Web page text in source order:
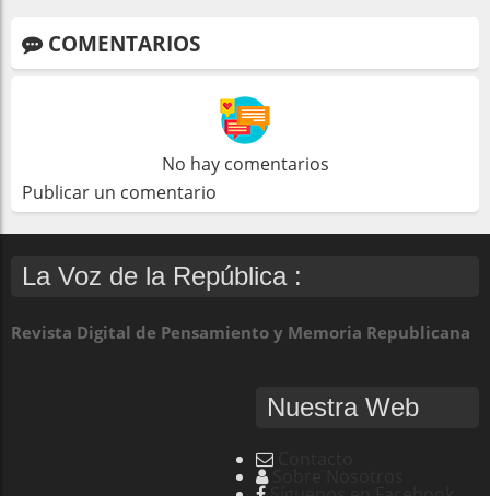
COMENTARIOS
No hay comentarios
Publicar un comentario
La Voz de la República :
Revista Digital de Pensamiento y Memoria Republicana
Nuestra Web